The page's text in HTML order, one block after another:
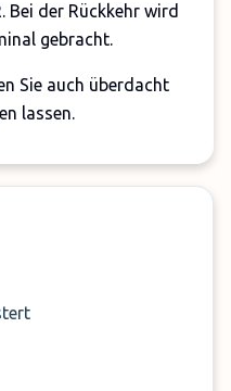
Bei der Rückkehr wird
gebracht.
Sie auch überdacht
lassen.